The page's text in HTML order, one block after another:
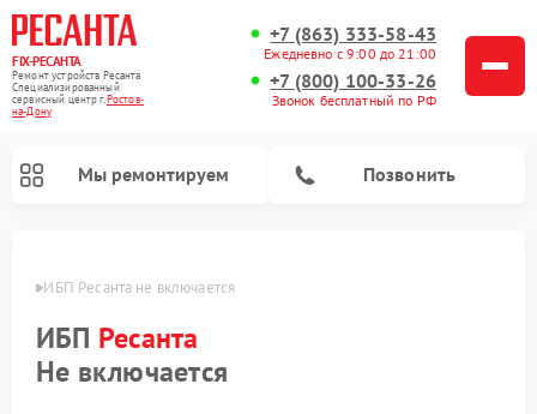
FIX-РЕСАНТА
Ремонт устройств Ресанта
Специализированный
cервисный центр г.Ростов-
на-Дону
+7 (863) 333-58-43
Ежедневно с 9:00 до 21:00
+7 (800) 100-33-26
Звонок бесплатный по РФ
Мы ремонтируем Позвонить
Дону ИБП Ресанта не включается
ИБП Ресанта
Не включается